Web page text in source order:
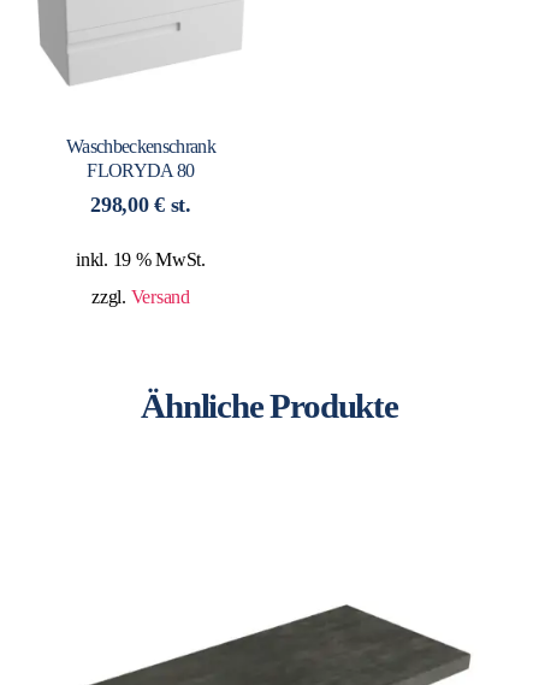
Waschbeckenschrank
FLORYDA 80
298,00€ st.
inkl. 19 % MwSt.
zzgl. Versand
Ähnliche Produkte